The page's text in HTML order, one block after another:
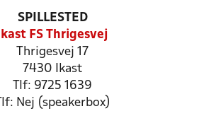
SPILLESTED
Ikast FS Thrigesvej
Thrigesvej 17
7430 Ikast
Tlf: 9725 1639
Tlf: Nej (speakerbox)